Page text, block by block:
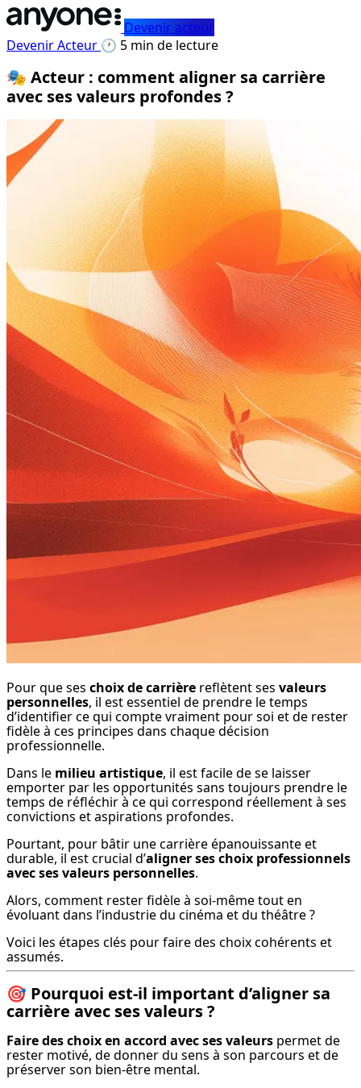
Devenir acteur
Devenir Acteur 🕐 5 min de lecture
🎭 Acteur : comment aligner sa carrière
avec ses valeurs profondes ?
Pour que ses choix de carrière reflètent ses valeurs
personnelles, il est essentiel de prendre le temps
d’identifier ce qui compte vraiment pour soi et de rester
fidèle à ces principes dans chaque décision
professionnelle.
Dans le milieu artistique, il est facile de se laisser
emporter par les opportunités sans toujours prendre le
temps de réfléchir à ce qui correspond réellement à ses
convictions et aspirations profondes.
Pourtant, pour bâtir une carrière épanouissante et
durable, il est crucial d’aligner ses choix professionnels
avec ses valeurs personnelles.
Alors, comment rester fidèle à soi-même tout en
évoluant dans l’industrie du cinéma et du théâtre ?
Voici les étapes clés pour faire des choix cohérents et
assumés.
🎯 Pourquoi est-il important d’aligner sa
carrière avec ses valeurs ?
Faire des choix en accord avec ses valeurs permet de
rester motivé, de donner du sens à son parcours et de
préserver son bien-être mental.